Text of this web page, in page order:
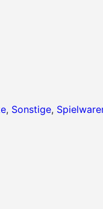
, Sonstige,